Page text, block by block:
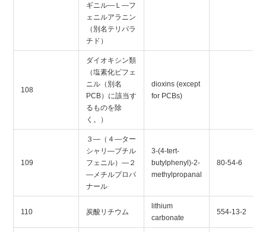
ギニル―Ｌ―フ
ェニルアラニン
（別名テリパラ
チド）
108
ダイオキシン類
（塩素化ビフェ
ニル（別名
PCB）に該当す
るものを除
く。）
dioxins (except
for PCBs)
109
３―（４―ター
シャリ―ブチル
フェニル）―２
―メチルプロパ
ナール
3-(4-tert-
butylphenyl)-2-
methylpropanal
80-54-6
110 炭酸リチウム
lithium
carbonate
554-13-2